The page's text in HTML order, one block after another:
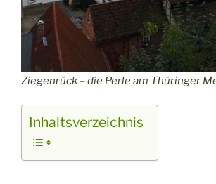
Ziegenrück – die Perle am Thüringer
Inhaltsverzeichnis